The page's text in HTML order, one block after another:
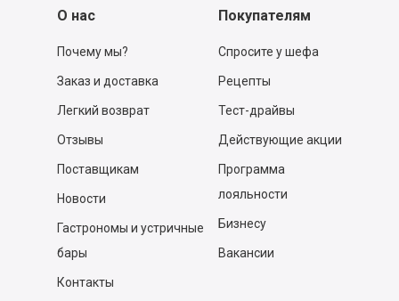
О нас
Почему мы?
Заказ и доставка
Легкий возврат
Отзывы
Поставщикам
Новости
Гастрономы и устричные
бары
Контакты
Покупателям
Спросите у шефа
Рецепты
Тест-драйвы
Действующие акции
Программа
лояльности
Бизнесу
Вакансии